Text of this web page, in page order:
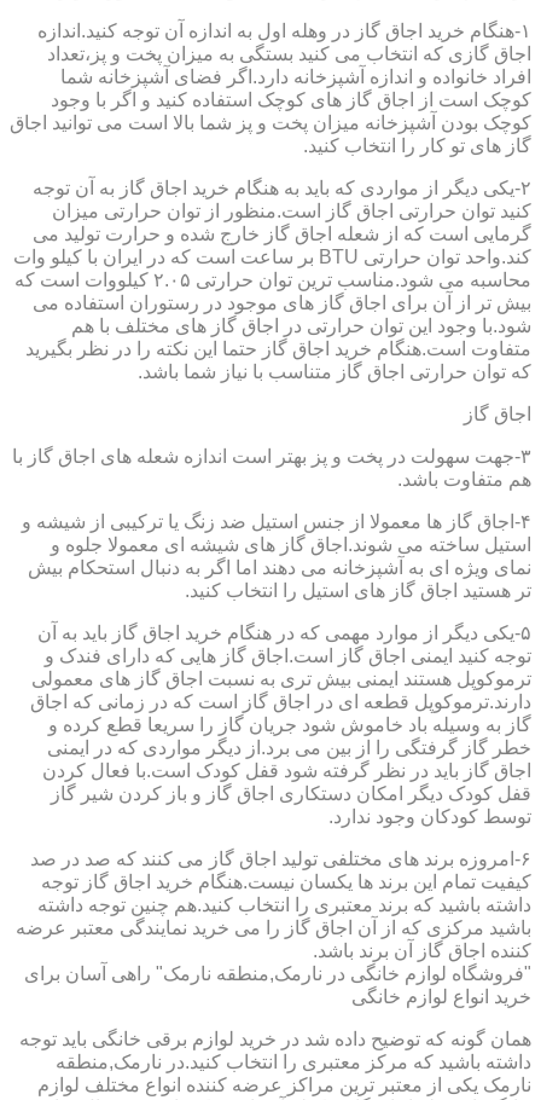
۱-هنگام خرید اجاق گاز در وهله اول به اندازه آن توجه کنید.اندازه
اجاق گازی که انتخاب می کنید بستگی به میزان پخت و پز،تعداد
افراد خانواده و اندازه آشپزخانه دارد.اگر فضای آشپزخانه شما
کوچک است از اجاق گاز های کوچک استفاده کنید و اگر با وجود
کوچک بودن آشپزخانه میزان پخت و پز شما بالا است می توانید اجاق
گاز های تو کار را انتخاب کنید.
۲-یکی دیگر از مواردی که باید به هنگام خرید اجاق گاز به آن توجه
کنید توان حرارتی اجاق گاز است.منظور از توان حرارتی میزان
گرمایی است که از شعله اجاق گاز خارج شده و حرارت تولید می
کند.واحد توان حرارتی BTU بر ساعت است که در ایران با کیلو وات
محاسبه می شود.مناسب ترین توان حرارتی ۲.۰۵ کیلووات است که
بیش تر از آن برای اجاق گاز های موجود در رستوران استفاده می
شود.با وجود این توان حرارتی در اجاق گاز های مختلف با هم
متفاوت است.هنگام خرید اجاق گاز حتما این نکته را در نظر بگیرید
که توان حرارتی اجاق گاز متناسب با نیاز شما باشد.
اجاق گاز
۳-جهت سهولت در پخت و پز بهتر است اندازه شعله های اجاق گاز با
هم متفاوت باشد.
۴-اجاق گاز ها معمولا از جنس استیل ضد زنگ یا ترکیبی از شیشه و
استیل ساخته می شوند.اجاق گاز های شیشه ای معمولا جلوه و
نمای ویژه ای به آشپزخانه می دهند اما اگر به دنبال استحکام بیش
تر هستید اجاق گاز های استیل را انتخاب کنید.
۵-یکی دیگر از موارد مهمی که در هنگام خرید اجاق گاز باید به آن
توجه کنید ایمنی اجاق گاز است.اجاق گاز هایی که دارای فندک و
ترموکوپل هستند ایمنی بیش تری به نسبت اجاق گاز های معمولی
دارند.ترموکوپل قطعه ای در اجاق گاز است که در زمانی که اجاق
گاز به وسیله باد خاموش شود جریان گاز را سریعا قطع کرده و
خطر گاز گرفتگی را از بین می برد.از دیگر مواردی که در ایمنی
اجاق گاز باید در نظر گرفته شود قفل کودک است.با فعال کردن
قفل کودک دیگر امکان دستکاری اجاق گاز و باز کردن شیر گاز
توسط کودکان وجود ندارد.
۶-امروزه برند های مختلفی تولید اجاق گاز می کنند که صد در صد
کیفیت تمام این برند ها یکسان نیست.هنگام خرید اجاق گاز توجه
داشته باشید که برند معتبری را انتخاب کنید.هم چنین توجه داشته
باشید مرکزی که از آن اجاق گاز را می خرید نمایندگی معتبر عرضه
کننده اجاق گاز آن برند باشد.
"فروشگاه لوازم خانگی در نارمک,منطقه نارمک" راهی آسان برای
خرید انواع لوازم خانگی
همان گونه که توضیح داده شد در خرید لوازم برقی خانگی باید توجه
داشته باشید که مرکز معتبری را انتخاب کنید.در نارمک,منطقه
نارمک یکی از معتبر ترین مراکز عرضه کننده انواع مختلف لوازم